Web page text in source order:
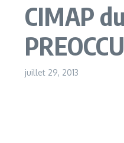
CIMAP
juillet 29, 2013